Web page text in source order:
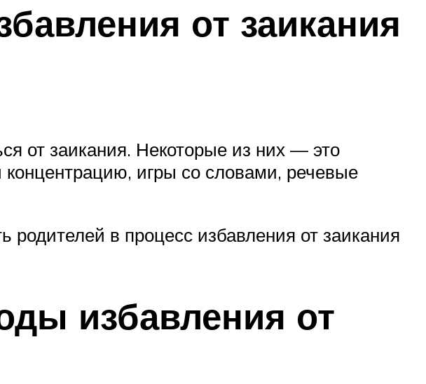
от заикания
от заикания. Некоторые из них — это
игры со словами, речевые
родителей в процесс избавления от заикания
избавления от